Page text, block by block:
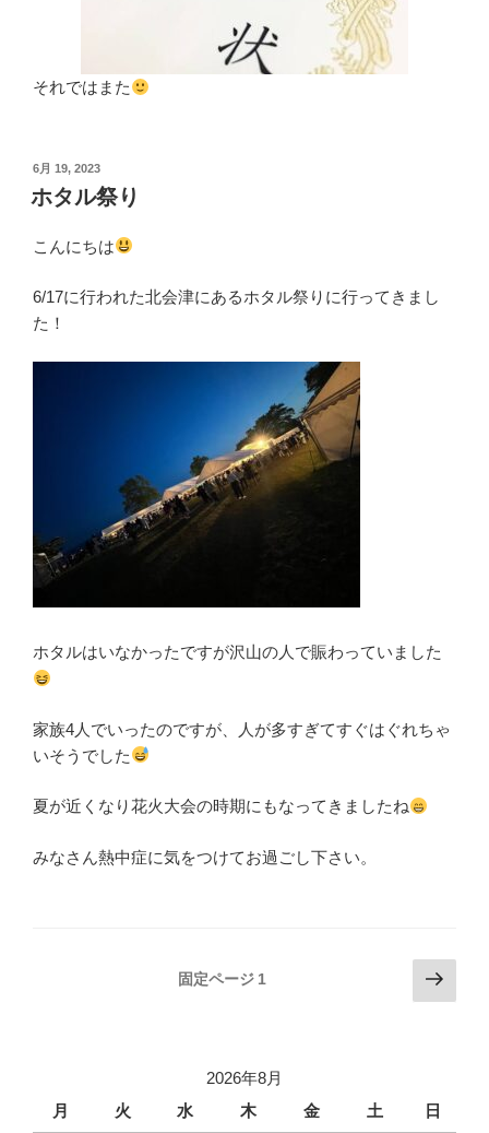
それではまた
投
稿
日:
6月 19, 2023
ホタル祭り
こんにちは
6/17に行われた北会津にあるホタル祭りに行ってきまし
た！
ホタルはいなかったですが沢山の人で賑わっていました
家族4人でいったのですが、人が多すぎてすぐはぐれちゃ
いそうでした
夏が近くなり花火大会の時期にもなってきましたね
みなさん熱中症に気をつけてお過ごし下さい。
ジ
固定ページ 1
次
の
2026年8月
月
火 水 木 金 土 日